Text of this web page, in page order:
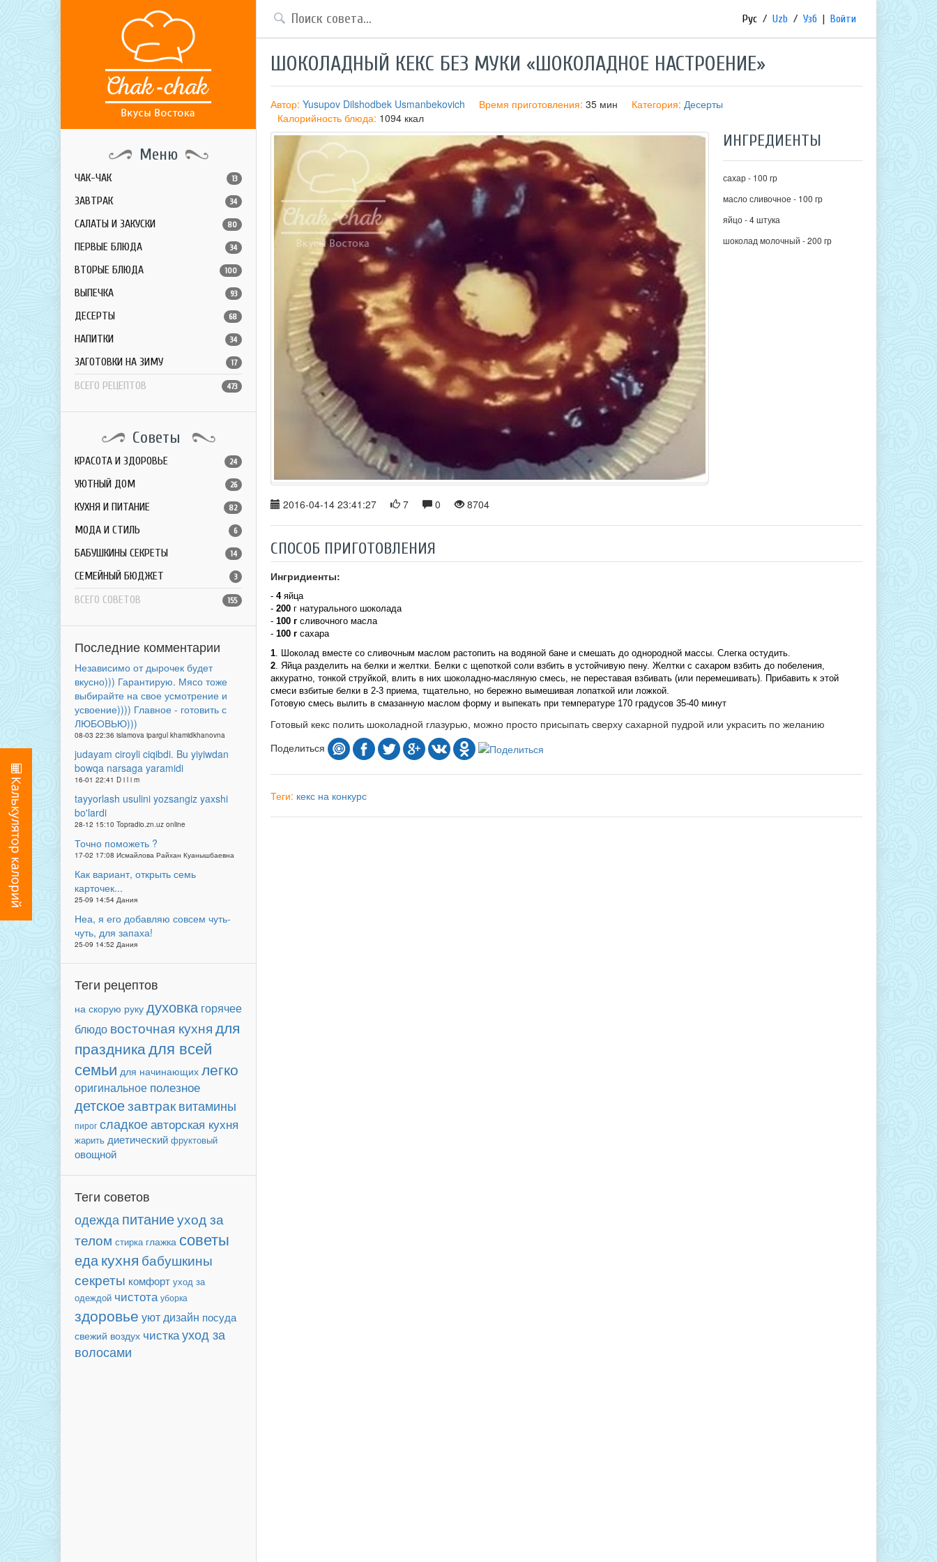
Меню
ЧАК-ЧАК 13
ЗАВТРАК 34
САЛАТЫ И ЗАКУСКИ 80
ПЕРВЫЕ БЛЮДА 34
ВТОРЫЕ БЛЮДА 100
ВЫПЕЧКА 93
ДЕСЕРТЫ 68
НАПИТКИ 34
ЗАГОТОВКИ НА ЗИМУ 17
ВСЕГО РЕЦЕПТОВ 473
Советы
КРАСОТА И ЗДОРОВЬЕ 24
УЮТНЫЙ ДОМ 26
КУХНЯ И ПИТАНИЕ 82
МОДА И СТИЛЬ 6
БАБУШКИНЫ СЕКРЕТЫ 14
СЕМЕЙНЫЙ БЮДЖЕТ 3
ВСЕГО СОВЕТОВ 155
Последние комментарии
Независимо от дырочек будет
вкусно))) Гарантирую. Мясо тоже
выбирайте на свое усмотрение и
усвоение)))) Главное - готовить с
ЛЮБОВЬЮ)))
08-03 22:36 islamova ipargul khamidkhanovna
judayam ciroyli ciqibdi. Bu yiyiwdan
bowqa narsaga yaramidi
16-01 22:41 D i l i m
tayyorlash usulini yozsangiz yaxshi
bo'lardi
28-12 15:10 Topradio.zn.uz online
Точно поможеть ?
17-02 17:08 Исмайлова Райхан Куанышбаевна
Как вариант, открыть семь
карточек...
25-09 14:54 Дания
Неа, я его добавляю совсем чуть-
чуть, для запаха!
25-09 14:52 Дания
Теги рецептов
на скорую руку духовка горячее
блюдо восточная кухнядля
праздникадля всей
семьи для начинающих легко
оригинальное полезное
детскоезавтрак витамины
пирог сладкоеавторская кухня
жарить диетический фруктовый
овощной
Теги советов
одежда питаниеуход за
телом стирка глажка советы
едакухня бабушкины
секреты комфорт уход за
одеждой чистота уборка
здоровье уютдизайн посуда
свежий воздух чисткауход за
волосами
Рус / Uzb / Узб | Войти
ШОКОЛАДНЫЙ КЕКС БЕЗ МУКИ «ШОКОЛАДНОЕ НАСТРОЕНИЕ»
Автор: Yusupov Dilshodbek Usmanbekovich Время приготовления: 35 мин Категория: Десерты
Калорийность блюда: 1094 ккал
2016-04-14 23:41:27 7 0 8704
ИНГРЕДИЕНТЫ
сахар - 100 гр
масло сливочное - 100 гр
яйцо - 4 штука
шоколад молочный - 200 гр
СПОСОБ ПРИГОТОВЛЕНИЯ
Ингридиенты:
- 4яйца
- 200 г натурального шоколада
- 100 г сливочного масла
- 100 г сахара
1 . Шоколад вместе со сливочным маслом растопить на водяной бане и смешать до однородной массы. Слегка остудить.
2 . Яйца разделить на белки и желтки. Белки с щепоткой соли взбить в устойчивую пену. Желтки с сахаром взбить до побеления,
аккуратно, тонкой струйкой, влить в них шоколадно-масляную смесь, не переставая взбивать (или перемешивать). Прибавить к этой
смеси взбитые белки в 2-3 приема, тщательно, но бережно вымешивая лопаткой или ложкой.
Готовую смесь вылить в смазанную маслом форму и выпекать при температуре 170 градусов 35-40 минут
Готовый кекс полить шоколадной глазурью, можно просто присыпать сверху сахарной пудрой или украсить по желанию
Поделиться
Теги: кекс на конкурс